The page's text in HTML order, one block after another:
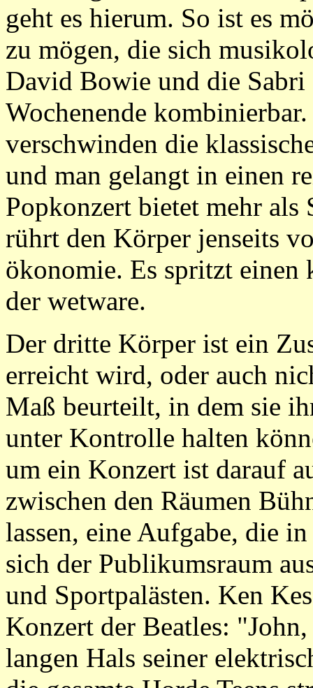
geht es hierum. So ist es
zu mögen, die sich
David Bowie und die Sabri
Wochenende
verschwinden die
und man gelangt in einen
Popkonzert bietet mehr als
rührt den Körper jenseits
ökonomie. Es spritzt einen
der wetware.
Der dritte Körper ist ein
erreicht wird, oder auch
Maß beurteilt, in dem sie
unter Kontrolle halten
um ein Konzert ist darauf
zwischen den Räumen
lassen, eine Aufgabe, die
sich der Publikumsraum
und Sportpalästen. Ken
Konzert der Beatles:
langen Hals seiner